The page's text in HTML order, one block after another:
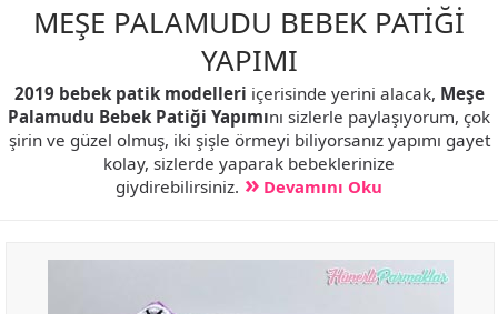
MEŞE PALAMUDU BEBEK PATİĞİ
YAPIMI
2019 bebek patik modelleri içerisinde yerini alacak, Meşe
Palamudu Bebek Patiği Yapımını sizlerle paylaşıyorum, çok
şirin ve güzel olmuş, iki şişle örmeyi biliyorsanız yapımı gayet
kolay, sizlerde yaparak bebeklerinize
giydirebilirsiniz.
Devamını Oku